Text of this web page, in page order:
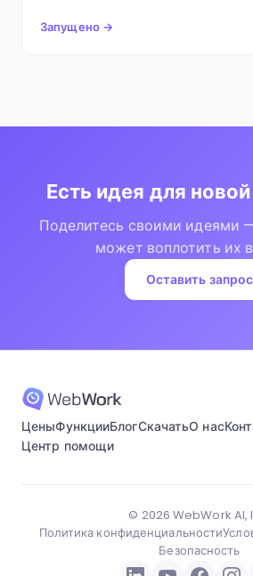
Запущено →
Есть идея для
Поделитесь своими идеями
может воплотить их
Оставить запрос
ЦеныФункцииБлогСкачатьО нас
Центр помощи
© 2026 WebWork AI,
Политика конфиденциальности
Безопасность